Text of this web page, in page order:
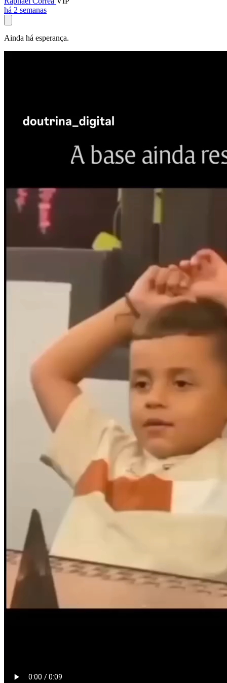
há 2 semanas
Ainda há esperança.